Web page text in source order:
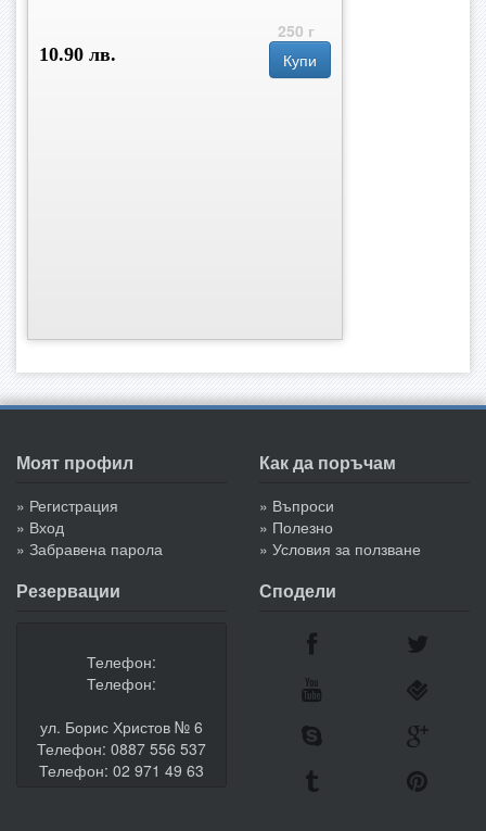
250 г
10.90 лв.
Купи
Моят профил
» Регистрация
» Вход
» Забравена парола
Как да поръчам
» Въпроси
» Полезно
» Условия за ползване
Резервации
Телефон:
Телефон:
ул. Борис Христов № 6
Телефон: 0887 556 537
Телефон: 02 971 49 63
Сподели